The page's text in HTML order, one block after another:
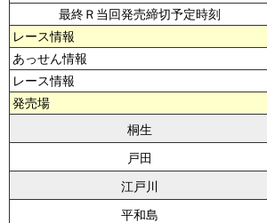
最終Ｒ当回発売締切予定時刻
レース情報
あっせん情報
レース情報
発売場
桐生
戸田
江戸川
平和島